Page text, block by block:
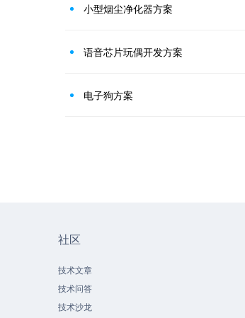
小型烟尘净化器方案
语音芯片玩偶开发方案
电子狗方案
社区
技术文章
技术问答
技术沙龙